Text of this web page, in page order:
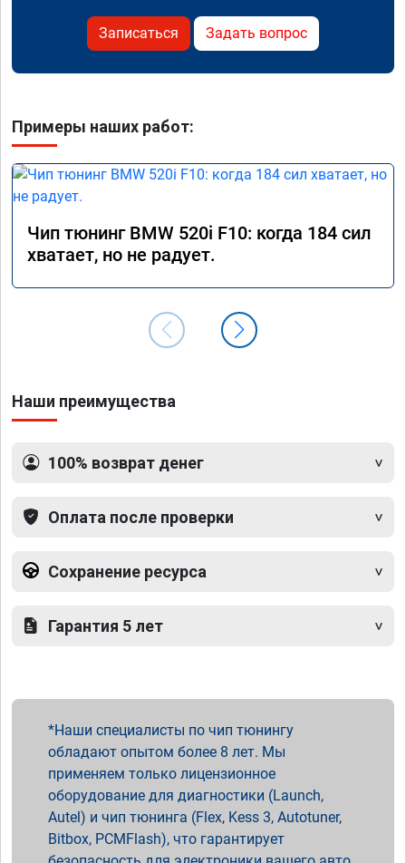
Записаться Задать вопрос
Примеры наших работ:
Чип тюнинг BMW 520i F10: когда 184 сил
хватает, но не радует.
Наши преимущества
100% возврат денег
Оплата после проверки
Сохранение ресурса
Гарантия 5 лет
Наши специалисты по чип тюнингу
обладают опытом более 8 лет. Мы
применяем только лицензионное
оборудование для диагностики (Launch,
Autel) и чип тюнинга (Flex, Kess 3, Autotuner,
Bitbox, PCMFlash), что гарантирует